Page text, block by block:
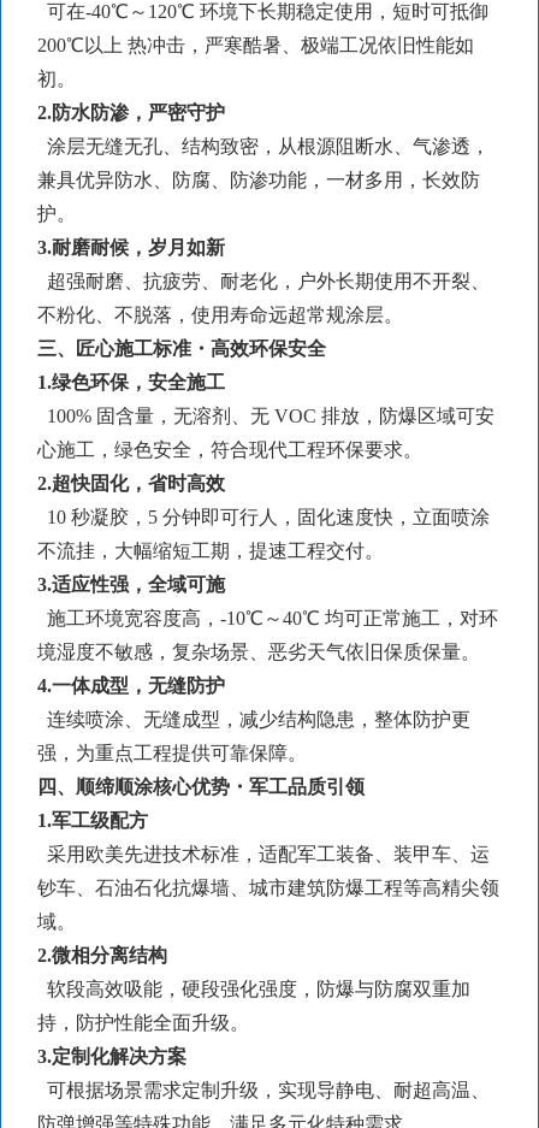
可在-40℃～120℃ 环境下长期稳定使用，短时可抵御
200℃以上 热冲击，严寒酷暑、极端工况依旧性能如
初。
2.防水防渗，严密守护
涂层无缝无孔、结构致密，从根源阻断水、气渗透，
兼具优异防水、防腐、防渗功能，一材多用，长效防
护。
3.耐磨耐候，岁月如新
超强耐磨、抗疲劳、耐老化，户外长期使用不开裂、
不粉化、不脱落，使用寿命远超常规涂层。
三、匠心施工标准・高效环保安全
1.绿色环保，安全施工
100% 固含量，无溶剂、无 VOC 排放，防爆区域可安
心施工，绿色安全，符合现代工程环保要求。
2.超快固化，省时高效
10 秒凝胶，5 分钟即可行人，固化速度快，立面喷涂
不流挂，大幅缩短工期，提速工程交付。
3.适应性强，全域可施
施工环境宽容度高， -10℃～40℃ 均可正常施工，对环
境湿度不敏感，复杂场景、恶劣天气依旧保质保量。
4.一体成型，无缝防护
连续喷涂、无缝成型，减少结构隐患，整体防护更
强，为重点工程提供可靠保障。
四、顺缔顺涂核心优势・军工品质引领
1.军工级配方
采用欧美先进技术标准，适配军工装备、装甲车、运
钞车、石油石化抗爆墙、城市建筑防爆工程等高精尖领
域。
2.微相分离结构
软段高效吸能，硬段强化强度，防爆与防腐双重加
持，防护性能全面升级。
3.定制化解决方案
可根据场景需求定制升级，实现导静电、耐超高温、